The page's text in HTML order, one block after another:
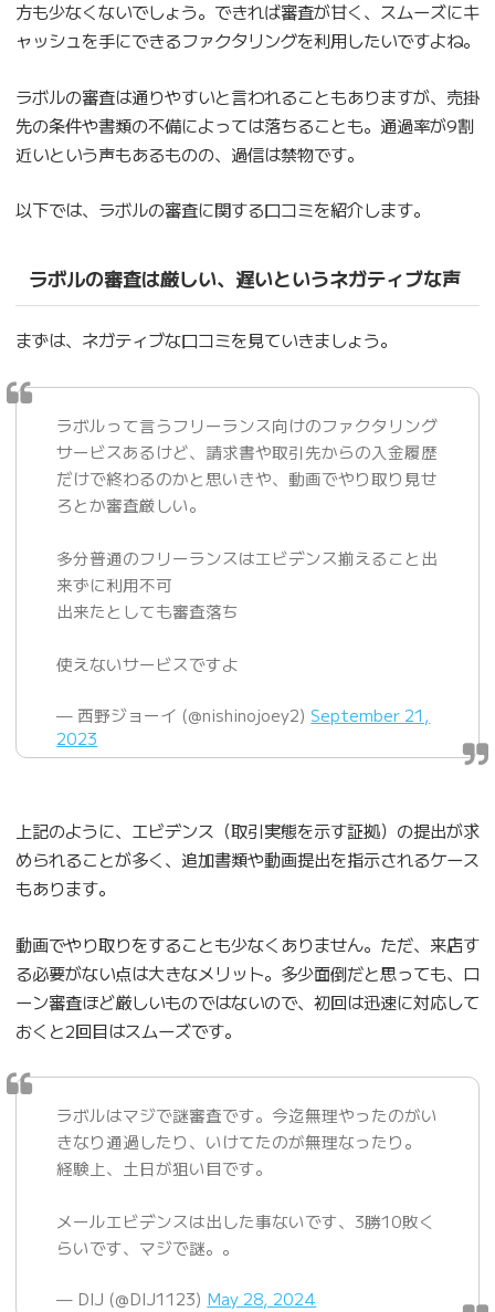
方も少なくないでしょう。できれば審査が甘く、スムーズにキ
ャッシュを手にできるファクタリングを利用したいですよね。
ラボルの審査は通りやすいと言われることもありますが、売掛
先の条件や書類の不備によっては落ちることも。通過率が9割
近いという声もあるものの、過信は禁物です。
以下では、ラボルの審査に関する口コミを紹介します。
ラボルの審査は厳しい、遅いというネガティブな声
まずは、ネガティブな口コミを見ていきましょう。
ラボルって言うフリーランス向けのファクタリング
サービスあるけど、請求書や取引先からの入金履歴
だけで終わるのかと思いきや、動画でやり取り見せ
ろとか審査厳しい。
多分普通のフリーランスはエビデンス揃えること出
来ずに利用不可
出来たとしても審査落ち
使えないサービスですよ
— 西野ジョーイ (@nishinojoey2) September 21,
2023
上記のように、エビデンス（取引実態を示す証拠）の提出が求
められることが多く、追加書類や動画提出を指示されるケース
もあります。
動画でやり取りをすることも少なくありません。ただ、来店す
る必要がない点は大きなメリット。多少面倒だと思っても、ロ
ーン審査ほど厳しいものではないので、初回は迅速に対応して
おくと2回目はスムーズです。
ラボルはマジで謎審査です。今迄無理やったのがい
きなり通過したり、いけてたのが無理なったり。
経験上、土日が狙い目です。
メールエビデンスは出した事ないです、3勝10敗く
らいです、マジで謎。。
— DIJ (@DIJ1123) May 28, 2024